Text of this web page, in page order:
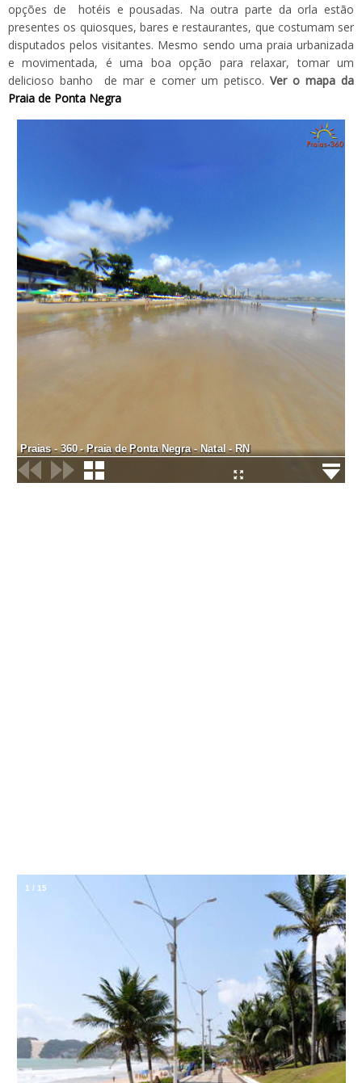
opções de hotéis e pousadas. Na outra parte da orla estão
presentes os quiosques, bares e restaurantes, que costumam ser
disputados pelos visitantes. Mesmo sendo uma praia urbanizada
e movimentada, é uma boa opção para relaxar, tomar um
delicioso banho de mar e comer um petisco. Ver o mapa da
Praia de Ponta Negra
Praias - 360 - Praia de Ponta Negra - Natal - RN
1 / 15